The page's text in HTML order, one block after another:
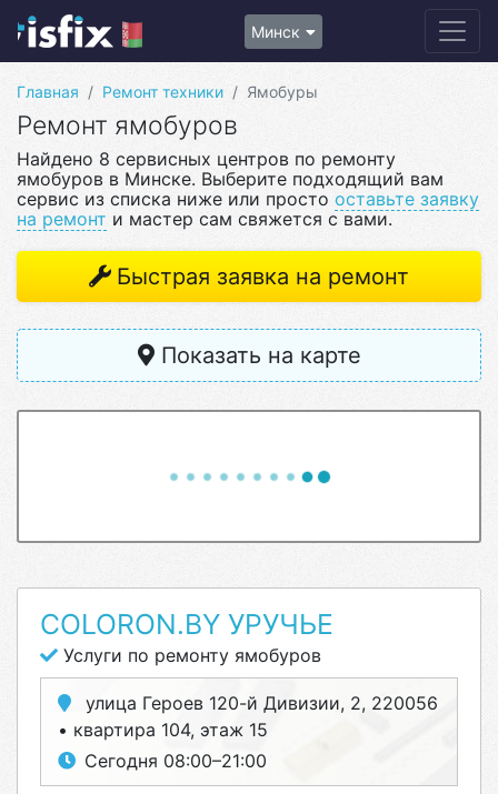
Минск
Главная Ремонт техники Ямобуры
Ремонт ямобуров
Найдено 8 сервисных центров по ремонту
ямобуров в Минске. Выберите подходящий вам
сервис из списка ниже или просто оставьте заявку
на ремонт и мастер сам свяжется с вами.
Быстрая заявка на ремонт
Показать на карте
COLORON.BY УРУЧЬЕ
Услуги по ремонту ямобуров
улица Героев 120-й Дивизии, 2, 220056
• квартира 104, этаж 15
Сегодня 08:00–21:00